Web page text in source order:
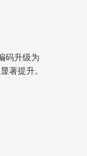
码升级为
著提升。